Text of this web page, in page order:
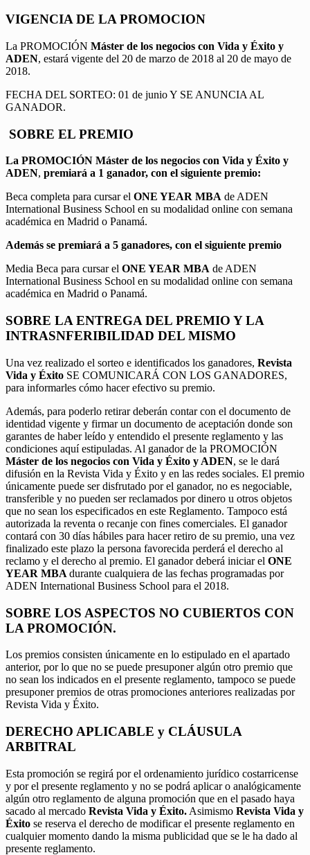
VIGENCIA DE LA PROMOCION
La PROMOCIÓN Máster de los negocios con Vida y Éxito y
ADEN, estará vigente del 20 de marzo de 2018 al 20 de mayo de
2018.
FECHA DEL SORTEO: 01 de junio Y SE ANUNCIA AL
GANADOR.
SOBRE EL PREMIO
La PROMOCIÓN Máster de los negocios con Vida y Éxito y
ADEN, premiará a 1 ganador, con el siguiente premio:
Beca completa para cursar el ONE YEAR MBA de ADEN
International Business School en su modalidad online con semana
académica en Madrid o Panamá.
Además se premiará a 5 ganadores, con el siguiente premio
Media Beca para cursar el ONE YEAR MBA de ADEN
International Business School en su modalidad online con semana
académica en Madrid o Panamá.
SOBRE LA ENTREGA DEL PREMIO Y LA
INTRASNFERIBILIDAD DEL MISMO
Una vez realizado el sorteo e identificados los ganadores, Revista
Vida y Éxito SE COMUNICARÁ CON LOS GANADORES,
para informarles cómo hacer efectivo su premio.
Además, para poderlo retirar deberán contar con el documento de
identidad vigente y firmar un documento de aceptación donde son
garantes de haber leído y entendido el presente reglamento y las
condiciones aquí estipuladas. Al ganador de la PROMOCIÓN
Máster de los negocios con Vida y Éxito y ADEN, se le dará
difusión en la Revista Vida y Éxito y en las redes sociales. El premio
únicamente puede ser disfrutado por el ganador, no es negociable,
transferible y no pueden ser reclamados por dinero u otros objetos
que no sean los especificados en este Reglamento. Tampoco está
autorizada la reventa o recanje con fines comerciales. El ganador
contará con 30 días hábiles para hacer retiro de su premio, una vez
finalizado este plazo la persona favorecida perderá el derecho al
reclamo y el derecho al premio. El ganador deberá iniciar el ONE
YEAR MBA durante cualquiera de las fechas programadas por
ADEN International Business School para el 2018.
SOBRE LOS ASPECTOS NO CUBIERTOS CON
LA PROMOCIÓN.
Los premios consisten únicamente en lo estipulado en el apartado
anterior, por lo que no se puede presuponer algún otro premio que
no sean los indicados en el presente reglamento, tampoco se puede
presuponer premios de otras promociones anteriores realizadas por
Revista Vida y Éxito.
DERECHO APLICABLE y CLÁUSULA
ARBITRAL
Esta promoción se regirá por el ordenamiento jurídico costarricense
y por el presente reglamento y no se podrá aplicar o analógicamente
algún otro reglamento de alguna promoción que en el pasado haya
sacado al mercado Revista Vida y Éxito. Asimismo Revista Vida y
Éxito se reserva el derecho de modificar el presente reglamento en
cualquier momento dando la misma publicidad que se le ha dado al
presente reglamento.